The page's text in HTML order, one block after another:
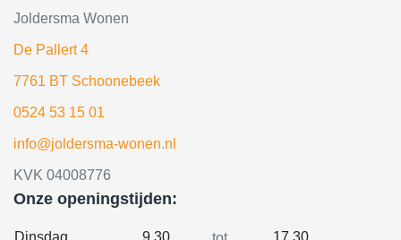
Joldersma Wonen
De Pallert 4
7761 BT Schoonebeek
0524 53 15 01
info@joldersma-wonen.nl
KVK 04008776
Onze openingstijden: